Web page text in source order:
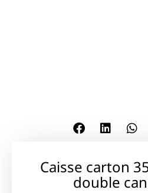
Caisse carton
double